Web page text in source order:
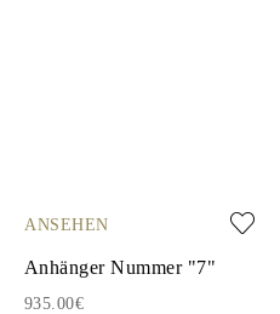
ANSEHEN
Anhänger Nummer "7"
935.00€